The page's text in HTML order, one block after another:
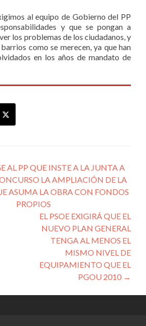
al equipo de Gobierno del PP
y que se pongan a
los problemas de los ciudadanos, y
como se merecen, ya que han
en los años de mandato de
AL PP QUE INSTE A LA JUNTA A
LA AMPLIACIÓN DE LA
ASUMA LA OBRA CON FONDOS
PROPIOS
EL PSOE EXIGIRÁ QUE EL
NUEVO PLAN GENERAL
TENGA AL MENOS EL
MISMO NIVEL DE
EQUIPAMIENTO QUE EL
PGOU 2010 →